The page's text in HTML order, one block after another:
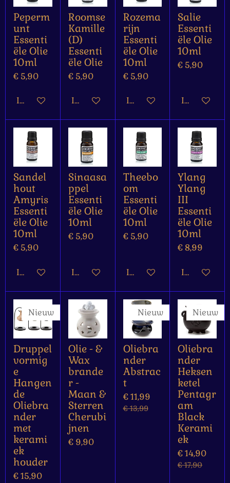
Peperm
unt
Essenti
ële Olie
10ml
€ 5,90
In winkelwagen
Roomse
Kamille
(D)
Essenti
ële Olie
€ 5,90
In winkelwagen
Rozema
rijn
Essenti
ële Olie
10ml
€ 5,90
In winkelwagen
Salie
Essenti
ële Olie
10ml
€ 5,90
In
Sandel
hout
Amyris
Essenti
ële Olie
10ml
€ 5,90
In winkelwagen
Sinaasa
ppel
Essenti
ële Olie
10ml
€ 5,90
In winkelwagen
Theebo
om
Essenti
ële Olie
10ml
€ 5,90
In winkelwagen
Ylang
Ylang
III
Essenti
ële Olie
10ml
€ 8,99
In
Nieuw
Druppel
vormig
e
Hangen
de
Oliebra
nder
met
kerami
ek
houder
€ 15,90
Olie - &
Wax
brande
r -
Maan &
Sterren
Cherubi
jnen
€ 9,90
Nieuw
Oliebra
nder
Abstrac
t
€ 11,99
€ 13,99
Nieuw
Oliebra
nder
Heksen
ketel
Pentagr
am
Black
Kerami
ek
€ 14,90
€ 17,90